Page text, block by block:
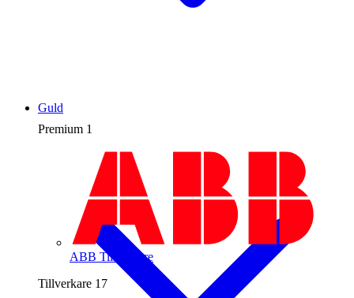
Premium 1
ABB Tillverkare
Tillverkare 17
Guld